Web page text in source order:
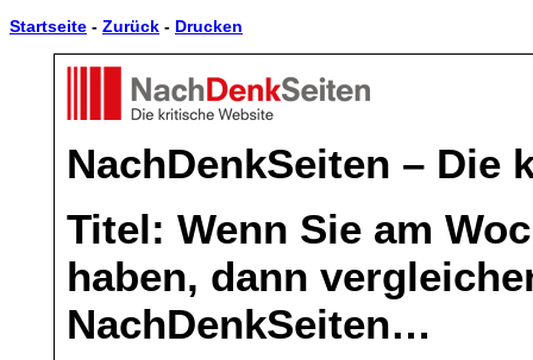
Startseite - Zurück - Drucken
NachDenkSeiten – Die
Titel: Wenn Sie am
haben, dann
NachDenkSeiten…